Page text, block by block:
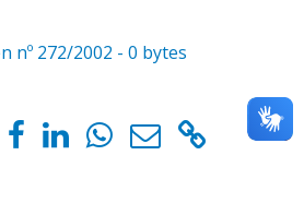
nº 272/2002 - 0 bytes